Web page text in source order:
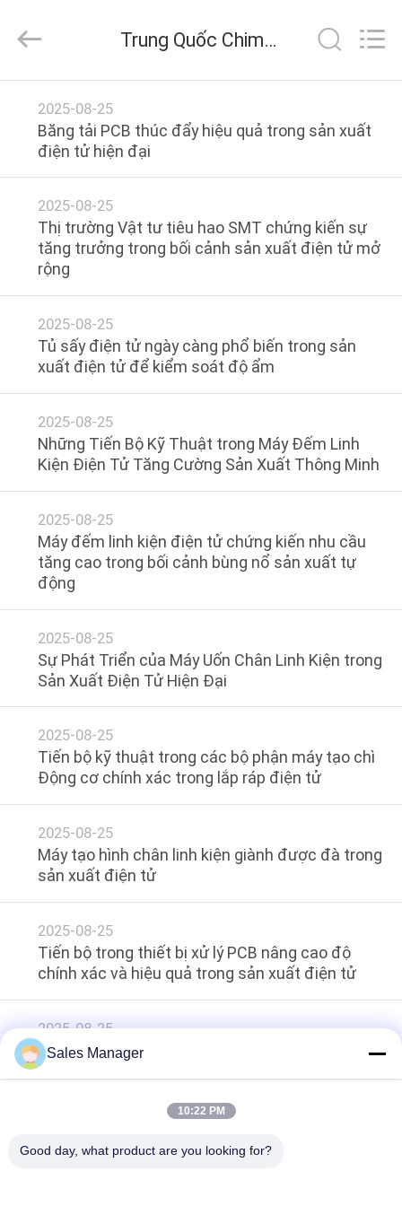
TRANG
CHỦ
CÁC
SẢN
PHẨM
VỀ
CHÚNG
TÔI
THAM
QUAN
MÁY
KIỂM
SOÁT
CHẤT
LƯỢNG
LIÊN
CHÚNG
TÔI
YÊU
CẦU
BÁO
GIÁ
ĐỒ
TRANG
PRIVACY
Electronic
Technology
All
Reserved.
Trung Quốc Chimall Electronic Technology Co., Limited tin tức công ty
2025-08-25
Băng tải PCB thúc đẩy hiệu quả trong sản xuất
điện tử hiện đại
2025-08-25
Thị trường Vật tư tiêu hao SMT chứng kiến sự
tăng trưởng trong bối cảnh sản xuất điện tử mở
rộng
2025-08-25
Tủ sấy điện tử ngày càng phổ biến trong sản
xuất điện tử để kiểm soát độ ẩm
2025-08-25
Những Tiến Bộ Kỹ Thuật trong Máy Đếm Linh
Kiện Điện Tử Tăng Cường Sản Xuất Thông Minh
2025-08-25
Máy đếm linh kiện điện tử chứng kiến nhu cầu
tăng cao trong bối cảnh bùng nổ sản xuất tự
động
2025-08-25
Sự Phát Triển của Máy Uốn Chân Linh Kiện trong
Sản Xuất Điện Tử Hiện Đại
2025-08-25
Tiến bộ kỹ thuật trong các bộ phận máy tạo chì
Động cơ chính xác trong lắp ráp điện tử
2025-08-25
Máy tạo hình chân linh kiện giành được đà trong
sản xuất điện tử
2025-08-25
Tiến bộ trong thiết bị xử lý PCB nâng cao độ
chính xác và hiệu quả trong sản xuất điện tử
2025-08-25
Thị trường Thiết bị Xử lý PCB Mở rộng khi Ngành
Công nghiệp Điện tử Phát triển
Sales Manager
10:22 PM
Good day, what product are you looking for?